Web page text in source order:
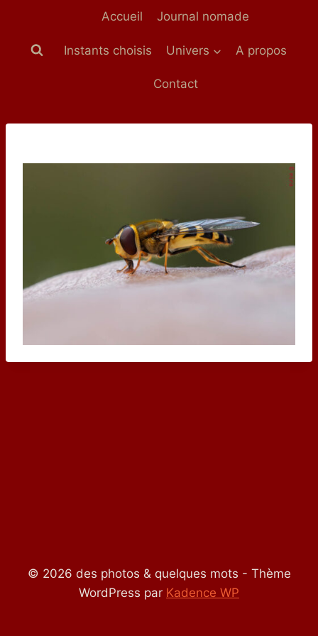
contenu
Accueil Journal nomade
Instants choisis Univers A propos
Contact
© 2026 des photos & quelques mots - Thème
WordPress par Kadence WP